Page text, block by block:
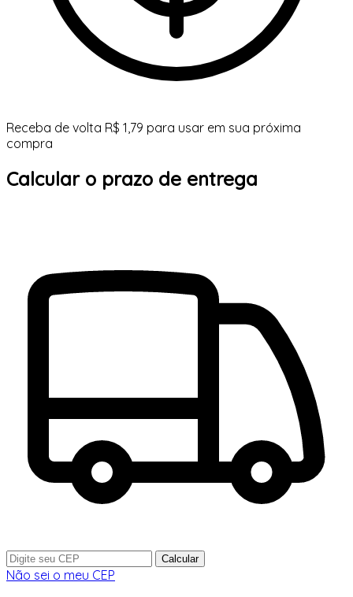
Receba de volta R$ 1,79 para usar em sua próxima
compra
Calcular o prazo de entrega
Calcular
Não sei o meu CEP